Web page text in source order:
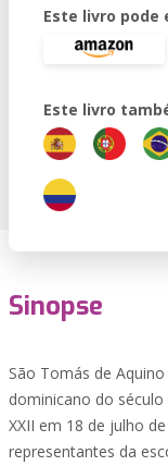
Este livro pode
Este livro
Sinopse
São Tomás de
dominicano do século
XXII em 18 de julho
representantes da